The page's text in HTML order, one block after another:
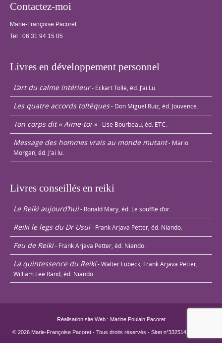
Contactez-moi
Marie-Françoise Pacoret
Tel : 06 31 94 15 05
Livres en développement personnel
L’art du calme intérieur- Eckart Tolle, éd. J’ai Lu.
Les quatre accords toltèques- Don Miguel Ruiz, éd. Jouvence.
Ton corps dit « Aime-toi »- Lise Bourbeau, éd. ETC.
Message des hommes vrais au monde mutant- Mario
Morgan, éd. J'ai lu.
Livres conseillés en reiki
Le Reiki aujourd’hui- Ronald Mary, éd. Le souffle d’or.
Reiki le legs du Dr Usui- Frank Arjava Petter, éd. Niando.
Feu de Reiki- Frank Arjava Petter, éd. Niando.
La quintessence du Reiki- Walter Lübeck, Frank Arjava Petter,
William Lee Rand, éd. Niando.
Réalisation site Web : Marine Poulain Pacoret
© 2026 Marie-Françoise Pacoret - Tous droits réservés - Siret n°33251429800022